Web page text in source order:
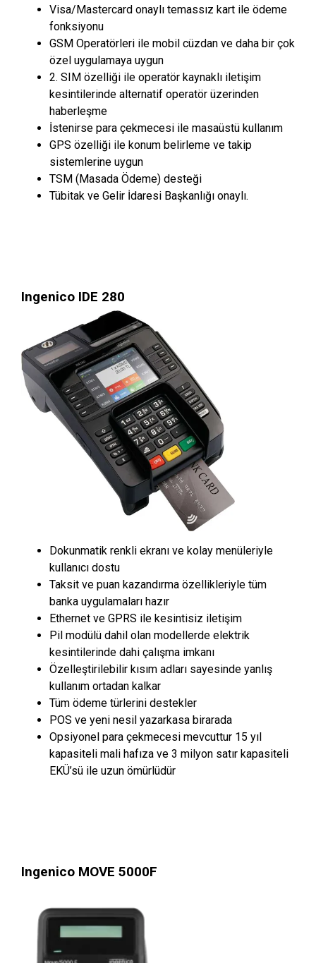
Visa/Mastercard onaylı temassız kart ile ödeme
fonksiyonu
GSM Operatörleri ile mobil cüzdan ve daha bir çok
özel uygulamaya uygun
2. SIM özelliği ile operatör kaynaklı iletişim
kesintilerinde alternatif operatör üzerinden
haberleşme
İstenirse para çekmecesi ile masaüstü kullanım
GPS özelliği ile konum belirleme ve takip
sistemlerine uygun
TSM (Masada Ödeme) desteği
Tübitak ve Gelir İdaresi Başkanlığı onaylı.
Ingenico IDE 280
Dokunmatik renkli ekranı ve kolay menüleriyle
kullanıcı dostu
Taksit ve puan kazandırma özellikleriyle tüm
banka uygulamaları hazır
Ethernet ve GPRS ile kesintisiz iletişim
Pil modülü dahil olan modellerde elektrik
kesintilerinde dahi çalışma imkanı
Özelleştirilebilir kısım adları sayesinde yanlış
kullanım ortadan kalkar
Tüm ödeme türlerini destekler
POS ve yeni nesil yazarkasa birarada
Opsiyonel para çekmecesi mevcuttur 15 yıl
kapasiteli mali hafıza ve 3 milyon satır kapasiteli
EKÜ’sü ile uzun ömürlüdür
Ingenico MOVE 5000F